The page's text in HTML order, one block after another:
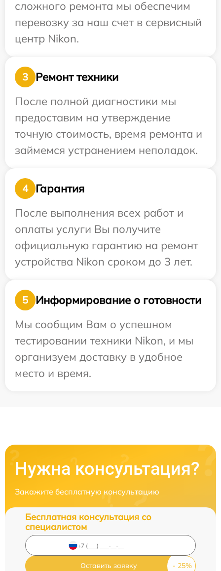
сложного ремонта мы обеспечим
перевозку за наш счет в сервисный
центр Nikon.
3
Ремонт техники
После полной диагностики мы
предоставим на утверждение
точную стоимость, время ремонта и
займемся устранением неполадок.
4
Гарантия
После выполнения всех работ и
оплаты услуги Вы получите
официальную гарантию на ремонт
устройства Nikon сроком до 3 лет.
5
Информирование о готовности
Мы сообщим Вам о успешном
тестировании техники Nikon, и мы
организуем доставку в удобное
место и время.
Нужна консультация?
Закажите бесплатную консультацию
Бесплатная консультация со
специалистом
Оставить заявку